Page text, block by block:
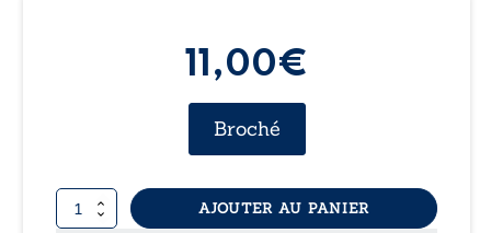
11,00€
Broché
quantité
de
AJOUTER AU PANIER